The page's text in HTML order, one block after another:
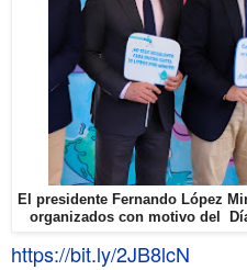
El presidente Fernando López
organizados con motivo del
https://bit.ly/2JB8lcN